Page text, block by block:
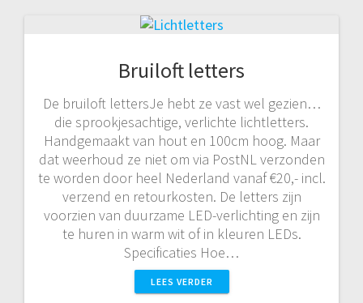
Bruiloft letters
De bruiloft lettersJe hebt ze vast wel gezien…
die sprookjesachtige, verlichte lichtletters.
Handgemaakt van hout en 100cm hoog. Maar
dat weerhoud ze niet om via PostNL verzonden
te worden door heel Nederland vanaf €20,- incl.
verzend en retourkosten. De letters zijn
voorzien van duurzame LED-verlichting en zijn
te huren in warm wit of in kleuren LEDs.
Specificaties Hoe…
LEES VERDER